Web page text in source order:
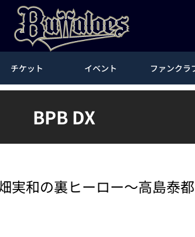
チケット イベント ファンクラ
BPB DX
実和の裏ヒーロー～高島泰